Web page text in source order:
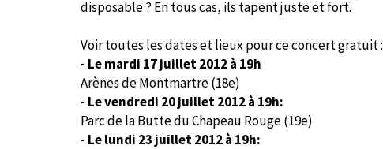
disposable ? En tous cas, ils tapent juste et fort.
Voir toutes les dates et lieux pour ce concert gratuit :
- Le mardi 17 juillet 2012 à 19h
Arènes de Montmartre (18e)
- Le vendredi 20 juillet 2012 à 19h:
Parc de la Butte du Chapeau Rouge (19e)
- Le lundi 23 juillet 2012 à 19h: